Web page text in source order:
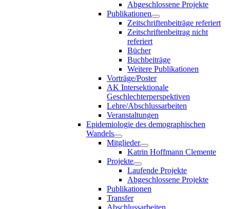
Abgeschlossene Projekte
Publikationen
Zeitschriftenbeiträge referiert
Zeitschriftenbeitrag nicht
referiert
Bücher
Buchbeiträge
Weitere Publikationen
Vorträge/Poster
AK Intersektionale
Geschlechterperspektiven
Lehre/Abschlussarbeiten
Veranstaltungen
Epidemiologie des demographischen
Wandels
Mitglieder
Katrin Hoffmann Clemente
Projekte
Laufende Projekte
Abgeschlossene Projekte
Publikationen
Transfer
Abschlussarbeiten